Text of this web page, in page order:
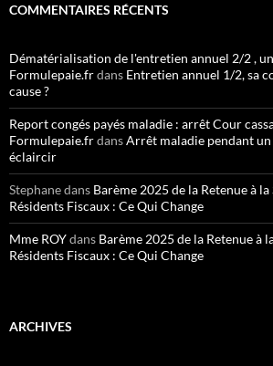
COMMENTAIRES RÉCENTS
Dématérialisation de l'entretien annuel 2/2 ,
Formulepaie.frdans Entretien annuel 1/2, sa
cause ?
Report congés payés maladie : arrêt Cour
Formulepaie.frdansArrêt maladie pendant
éclaircir
Stephanedans Barème 2025 de la Retenue à
Résidents Fiscaux : Ce Qui Change
Mme ROYdans Barème 2025 de la Retenue à
Résidents Fiscaux : Ce Qui Change
ARCHIVES